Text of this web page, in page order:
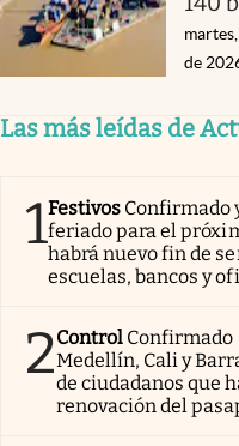
de
Las más leídas de
1Festivos Confirmado
feriado para el
habrá nuevo fin de
escuelas, bancos y
2Control Confirmado
Medellín, Cali y
de ciudadanos que
renovación del